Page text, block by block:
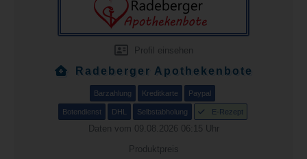
Profil einsehen
Radeberger Apothekenbote
Barzahlung Kreditkarte Paypal
Botendienst DHL Selbstabholung E-Rezept
Daten vom 09.08.2026 06:15 Uhr
Produktpreis